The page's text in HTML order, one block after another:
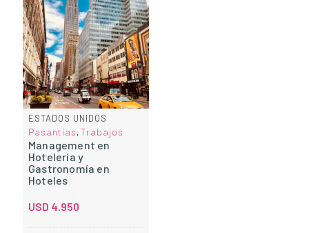
ESTADOS UNIDOS
Pasantías,Trabajos
Management en
Hotelería y
Gastronomía en
Hoteles
USD 4.950